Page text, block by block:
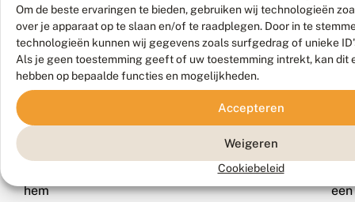
Om de beste ervaringen te bieden, gebruiken wij technologieën
over je apparaat op te slaan en/of te raadplegen. Door in te
technologieën kunnen wij gegevens zoals surfgedrag of unieke
Als je geen toestemming geeft of uw toestemming intrekt, kan dit
hebben op bepaalde functies en mogelijkheden.
Accepteren
Weigeren
Cookiebeleid
zij:
het
is
een
prachtige
De
hem
in
op
een